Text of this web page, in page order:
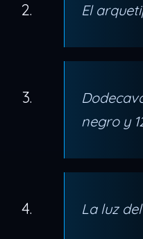
El
negro y
La luz